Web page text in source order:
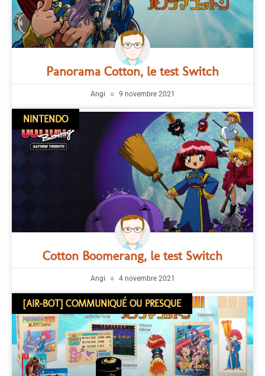
Panorama Cotton, le test Switch
Angi 9 novembre 2021
NINTENDO
Cotton Boomerang, le test Switch
Angi 4 novembre 2021
[AIR-BOT] COMMUNIQUÉ OU PRESQUE